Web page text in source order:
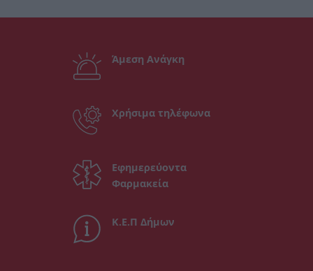
Άμεση Ανάγκη
Χρήσιμα τηλέφωνα
Εφημερεύοντα
Φαρμακεία
Κ.Ε.Π Δήμων